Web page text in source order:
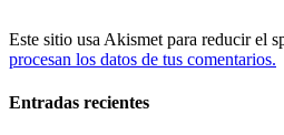
Este sitio usa Akismet para reducir el
procesan los datos de tus comentarios.
Entradas recientes